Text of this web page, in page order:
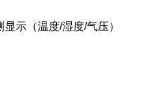
示（温度/湿度/气压）